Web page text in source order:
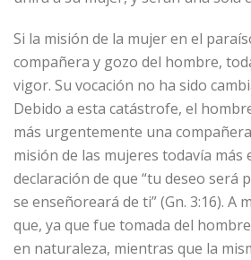
Si la misión de la mujer en el
compañera y gozo del hombre,
vigor. Su vocación no ha sido
Debido a esta catástrofe, el
más urgentemente una
misión de las mujeres todavía más
declaración de que “tu deseo será
se enseñoreará de ti” (Gn. 3:16). A
que, ya que fue tomada del
en naturaleza, mientras que la